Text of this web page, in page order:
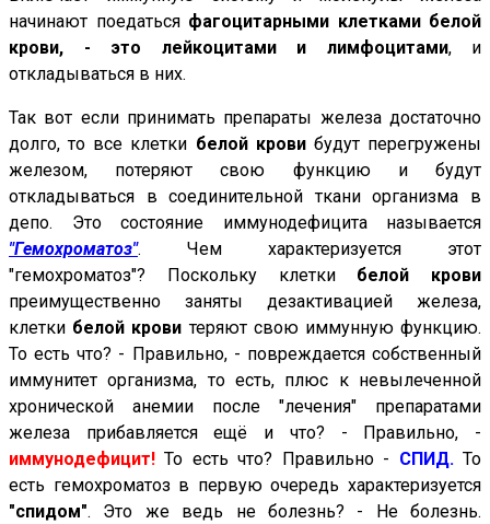
начинают поедаться фагоцитарными клетками белой
крови, - это лейкоцитами и лимфоцитами,и
откладываться в них.
Так вот если принимать препараты железа достаточно
долго, то все клетки белой кровибудут перегружены
железом, потеряют свою функцию и будут
откладываться в соединительной ткани организма в
депо. Это состояние иммунодефицита называется
"Гемохроматоз". Чем характеризуется этот
"гемохроматоз"? Поскольку клетки белой крови
преимущественно заняты дезактивацией железа,
клетки белой кровитеряют свою иммунную функцию.
То есть что? - Правильно, - повреждается собственный
иммунитет организма, то есть, плюс к невылеченной
хронической анемии после "лечения" препаратами
железа прибавляется ещё и что? - Правильно, -
иммунодефицит! То есть что? Правильно - СПИД.То
есть гемохроматоз в первую очередь характеризуется
"спидом". Это же ведь не болезнь? - Не болезнь.